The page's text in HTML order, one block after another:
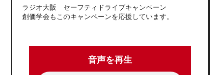
ラジオ大阪 セーフティドライブキャンペーン
創価学会もこのキャンペーンを応援しています。
音声を再生